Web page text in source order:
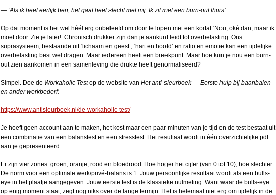
— ‘Als ik heel eerlijk ben, het gaat heel slecht met mij. Ik zit met een burn-out thuis’.
Op dat moment is het wel héél erg onbeleefd om door te lopen met een kortaf ‘Nou, oké dan, maar ik
moet door. Zie je later!’ Chronisch drukker zijn dan je aankunt leidt tot overbelasting. Ons
suprasysteem, bestaande uit ‘lichaam en geest’, ‘hart en hoofd’ en ratio en emotie kan een tijdelijke
overbelasting best wel dragen. Maar iedereen heeft een breekpunt. Maar hoe kun je nou een burn-
out zien aankomen in een samenleving die drukte heeft genormaliseerd?
Simpel. Doe de Workaholic Testop de website van Het anti-sleurboek — Eerste hulp bij baanbalen
en ander werkbederf:
https://www.antisleurboek.nl/de-workaholic-test/
Je hoeft geen account aan te maken, het kost maar een paar minuten van je tijd en de test bestaat uit
een combinatie van een balanstest en een stresstest. Het resultaat wordt in één overzichtelijke pdf
aan je gepresenteerd.
Er zijn vier zones: groen, oranje, rood en bloedrood. Hoe hoger het cijfer (van 0 tot 10), hoe slechter.
De norm voor een optimale werk/privé-balans is 1. Jouw persoonlijke resultaat wordt als een bulls-
eye in het plaatje aangegeven. Jouw eerste test is de klassieke nulmeting. Want waar de bulls-eye
op enig moment staat, zegt nog niks over de lange termijn. Het is helemaal niet erg om tijdelijk in de